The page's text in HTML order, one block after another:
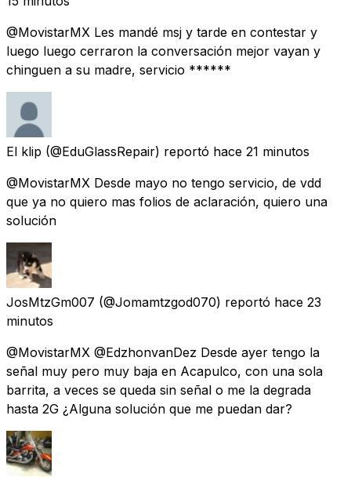
@MovistarMX Les mandé msj y tarde en contestar y
luego luego cerraron la conversación mejor vayan y
chinguen a su madre, servicio ******
El klip (@EduGlassRepair) reportó hace 21 minutos
@MovistarMX Desde mayo no tengo servicio, de vdd
que ya no quiero mas folios de aclaración, quiero una
solución
JosMtzGm007 (@Jomamtzgod070) reportó hace 23
minutos
@MovistarMX @EdzhonvanDez Desde ayer tengo la
señal muy pero muy baja en Acapulco, con una sola
barrita, a veces se queda sin señal o me la degrada
hasta 2G ¿Alguna solución que me puedan dar?